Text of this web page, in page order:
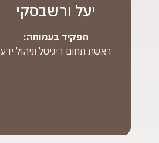
יעל ורשבסקי
תפקיד בעמותה:
ראשת תחום דיגיטל וניהול ידע